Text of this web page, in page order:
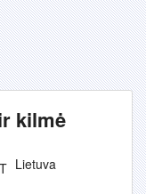
kilmė
Lietuva